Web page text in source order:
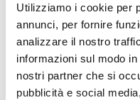
Utilizziamo i cookie per
annunci, per fornire
analizzare il nostro
informazioni sul modo
nostri partner che si
pubblicità e social
espátula.
cm recubierto
hornear y
previamente
durante 25-30